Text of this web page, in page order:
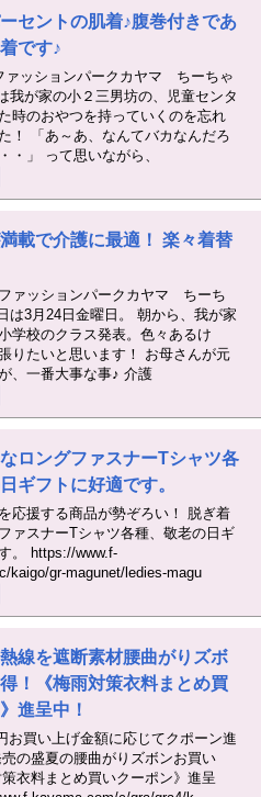
セントの肌着♪腹巻付きであ
です♪
ァッションパークカヤマ ちーちゃ
我が家の小２三男坊の、児童センタ
時のおやつを持っていくのを忘れ
！ 「あ～あ、なんてバカなんだろ
・」 って思いながら、
載で介護に最適！ 楽々着替
ァッションパークカヤマ ちーち
は3月24日金曜日。 朝から、我が家
学校のクラス発表。色々あるけ
りたいと思います！ お母さんが元
、一番大事な事♪ 介護
ロングファスナーTシャツ各
ギフトに好適です。
応援する商品が勢ぞろい！ 脱ぎ着
ァスナーTシャツ各種、敬老の日ギ
。 https://www.f-
kaigo/gr-magunet/ledies-magu
熱線を遮断素材腰曲がりズボ
！《梅雨対策衣料まとめ買
進呈中！
お買い上げ金額に応じてクポーン進
の盛夏の腰曲がりズボンお買い
衣料まとめ買いクーポン》進呈